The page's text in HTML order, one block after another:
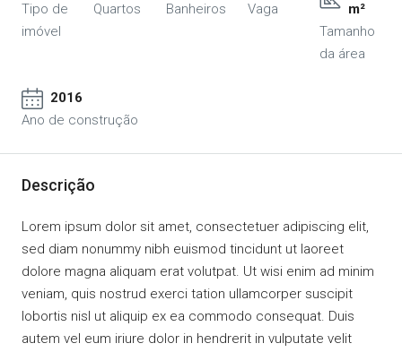
Tipo de
imóvel
Quartos
Banheiros
Vaga
m²
Tamanho
da área
2016
Ano de construção
Descrição
Lorem ipsum dolor sit amet, consectetuer adipiscing elit,
sed diam nonummy nibh euismod tincidunt ut laoreet
dolore magna aliquam erat volutpat. Ut wisi enim ad minim
veniam, quis nostrud exerci tation ullamcorper suscipit
lobortis nisl ut aliquip ex ea commodo consequat. Duis
autem vel eum iriure dolor in hendrerit in vulputate velit